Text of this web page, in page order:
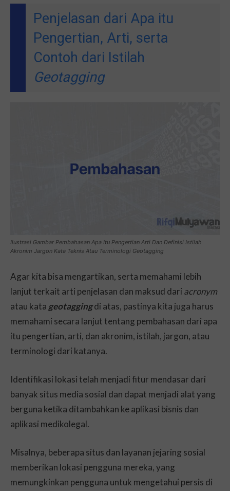
Penjelasan dari Apa itu
Pengertian, Arti, serta
Contoh dari Istilah
Geotagging
Ilustrasi Gambar Pembahasan Apa Itu Pengertian Arti Dan Definisi Istilah
Akronim Jargon Kata Teknis Atau Terminologi Geotagging
Agar kita bisa mengartikan, serta memahami lebih
lanjut terkait arti penjelasan dan maksud dari acronym
atau kata geotaggingdi atas, pastinya kita juga harus
memahami secara lanjut tentang pembahasan dari apa
itu pengertian, arti, dan akronim, istilah, jargon, atau
terminologi dari katanya.
Identifikasi lokasi telah menjadi fitur mendasar dari
banyak situs media sosial dan dapat menjadi alat yang
berguna ketika ditambahkan ke aplikasi bisnis dan
aplikasi medikolegal.
Misalnya, beberapa situs dan layanan jejaring sosial
memberikan lokasi pengguna mereka, yang
memungkinkan pengguna untuk mengetahui persis di